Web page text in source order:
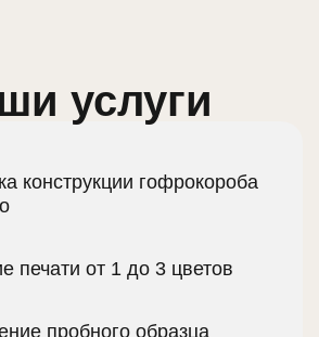
услуги
конструкции гофрокороба
печати от 1 до 3 цветов
пробного образца